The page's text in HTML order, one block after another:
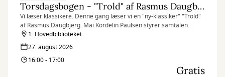
Torsdagsbogen - "Trold" af Rasmus Daugbjerg
Vi læser klassikere. Denne gang læser vi en "ny-klassiker" "Trold"
af Rasmus Daugbjerg. Mai Kordelin Paulsen styrer samtalen.
1. Hovedbiblioteket
27. august 2026
16:00 - 17:00
Gratis